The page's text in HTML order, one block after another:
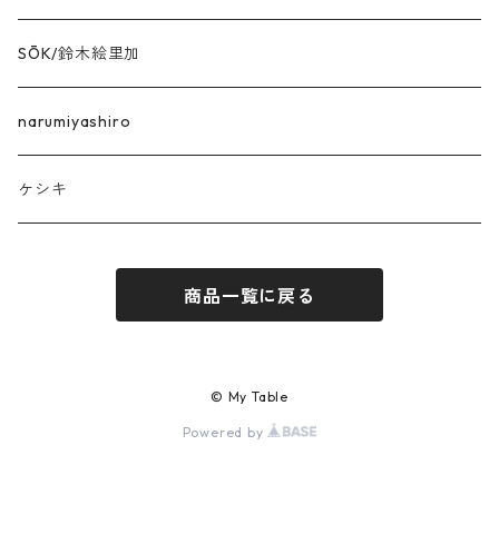
SŌK/鈴木絵里加
narumiyashiro
ケシキ
商品一覧に戻る
© My Table
Powered by